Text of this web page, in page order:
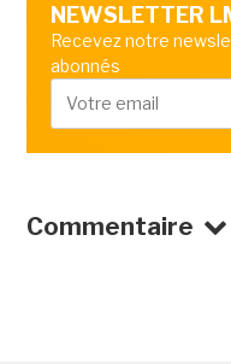
NEWSLETTER
Recevez notre
abonnés
Commentaire